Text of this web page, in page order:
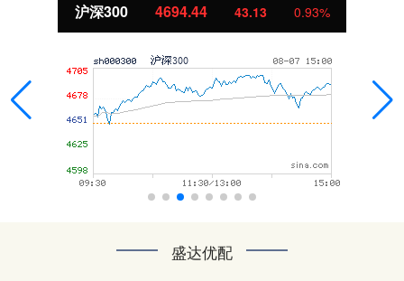
沪深300 4694.44 43.13 0.93%
盛达优配